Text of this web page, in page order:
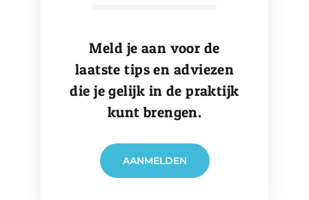
Meld je aan voor de
laatste tips en adviezen
die je gelijk in de praktijk
kunt brengen.
AANMELDEN